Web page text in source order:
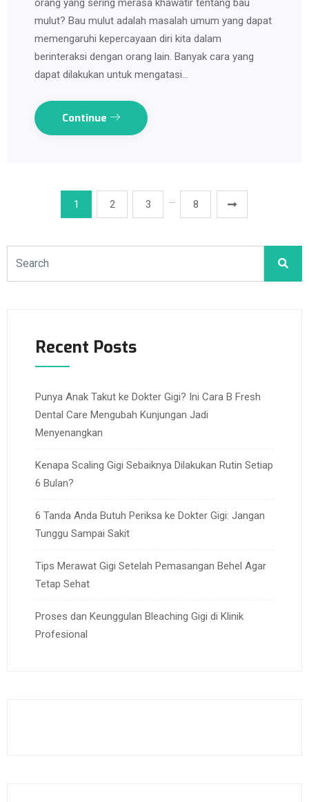
orang yang sering merasa khawatir tentang bau
mulut? Bau mulut adalah masalah umum yang dapat
memengaruhi kepercayaan diri kita dalam
berinteraksi dengan orang lain. Banyak cara yang
dapat dilakukan untuk mengatasi…
Continue
1 2 3 … 8
Recent Posts
Punya Anak Takut ke Dokter Gigi? Ini Cara B Fresh
Dental Care Mengubah Kunjungan Jadi
Menyenangkan
Kenapa Scaling Gigi Sebaiknya Dilakukan Rutin Setiap
6 Bulan?
6 Tanda Anda Butuh Periksa ke Dokter Gigi: Jangan
Tunggu Sampai Sakit
Tips Merawat Gigi Setelah Pemasangan Behel Agar
Tetap Sehat
Proses dan Keunggulan Bleaching Gigi di Klinik
Profesional